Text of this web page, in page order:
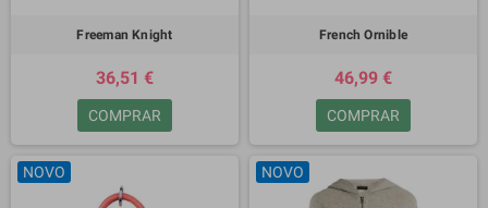
Freeman Knight
36,51 €
COMPRAR
French Ornible
46,99 €
COMPRAR
NOVO NOVO